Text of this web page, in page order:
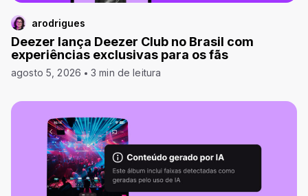
arodrigues
Deezer lança Deezer Club no Brasil com
experiências exclusivas para os fãs
agosto 5, 2026 3 min de leitura